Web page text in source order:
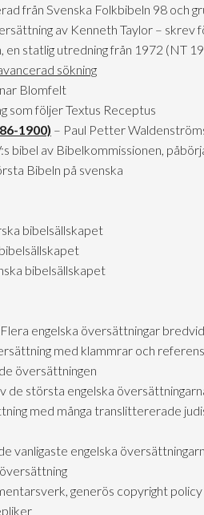
från Svenska Folkbibeln 98 och
av Kenneth Taylor – skrev
en statlig utredning från 1972 (NT
sökning
Blomfelt
som följer Textus Receptus
1900) – Paul Petter
bibel av Bibelkommissionen,
Bibeln på svenska
bibelsällskapet
bibelsällskapet
engelska översättningar
med klammrar och
översättningen
de största engelska
med många translittererade
vanligaste engelska
generös copyright policy